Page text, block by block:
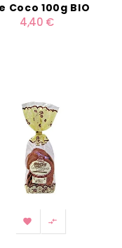
De Coco 100g BIO
4,40 €
 